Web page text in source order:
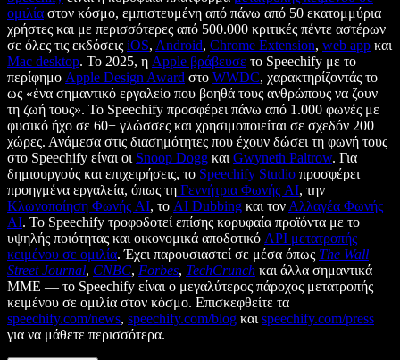
ομιλία στον κόσμο, εμπιστευμένη από πάνω από 50 εκατομμύρια
χρήστες και με περισσότερες από 500.000 κριτικές πέντε αστέρων
σε όλες τις εκδόσεις iOS, Android, Chrome Extension, web app και
Mac desktop. Το 2025, η Apple βράβευσε το Speechify με το
περίφημο Apple Design Award στο WWDC, χαρακτηρίζοντάς το
ως «ένα σημαντικό εργαλείο που βοηθά τους ανθρώπους να ζουν
τη ζωή τους». Το Speechify προσφέρει πάνω από 1.000 φωνές με
φυσικό ήχο σε 60+ γλώσσες και χρησιμοποιείται σε σχεδόν 200
χώρες. Ανάμεσα στις διασημότητες που έχουν δώσει τη φωνή τους
στο Speechify είναι οι Snoop Dogg και Gwyneth Paltrow. Για
δημιουργούς και επιχειρήσεις, το Speechify Studio προσφέρει
προηγμένα εργαλεία, όπως τη Γεννήτρια Φωνής AI, την
Κλωνοποίηση Φωνής AI, το AI Dubbing και τον Αλλαγέα Φωνής
AI. Το Speechify τροφοδοτεί επίσης κορυφαία προϊόντα με το
υψηλής ποιότητας και οικονομικά αποδοτικό API μετατροπής
κειμένου σε ομιλία. Έχει παρουσιαστεί σε μέσα όπως The Wall
Street Journal, CNBC, Forbes, TechCrunch και άλλα σημαντικά
ΜΜΕ — το Speechify είναι ο μεγαλύτερος πάροχος μετατροπής
κειμένου σε ομιλία στον κόσμο. Επισκεφθείτε τα
speechify.com/news, speechify.com/blog και speechify.com/press
για να μάθετε περισσότερα.